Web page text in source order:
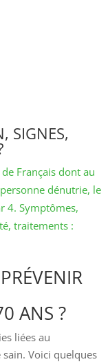
SIGNES,
Français dont au
dénutrie, le
4. Symptômes,
traitements :
ANS ?
liées au
Voici quelques